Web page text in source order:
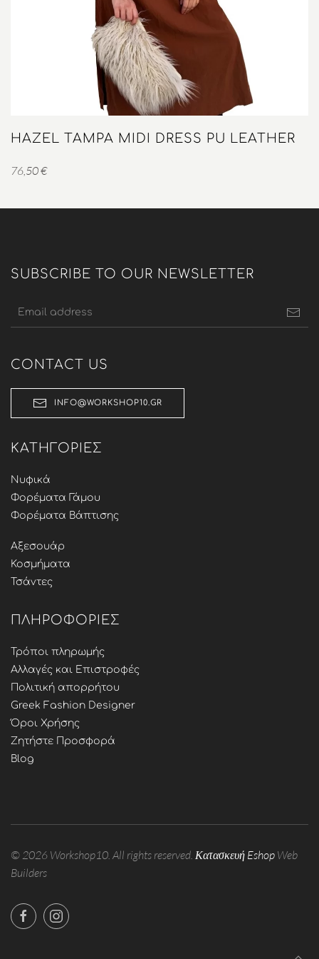
HAZEL TAMPA MIDI DRESS PU LEATHER
76,50€
SUBSCRIBE TO OUR NEWSLETTER
CONTACT US
INFO@WORKSHOP10.GR
ΚΑΤΗΓΟΡΊΕΣ
Νυφικά
Φορέματα Γάμου
Φορέματα Βάπτισης
Αξεσουάρ
Κοσμήματα
Τσάντες
ΠΛΗΡΟΦΟΡΊΕΣ
Τρόποι πληρωμής
Αλλαγές και Επιστροφές
Πολιτική απορρήτου
Greek Fashion Designer
Όροι Χρήσης
Ζητήστε Προσφορά
Blog
© 2026 Workshop10. All rights reserved. Κατασκευή Eshop Web
Builders